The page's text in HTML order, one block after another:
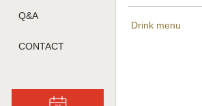
Q&A
CONTACT
Drink menu